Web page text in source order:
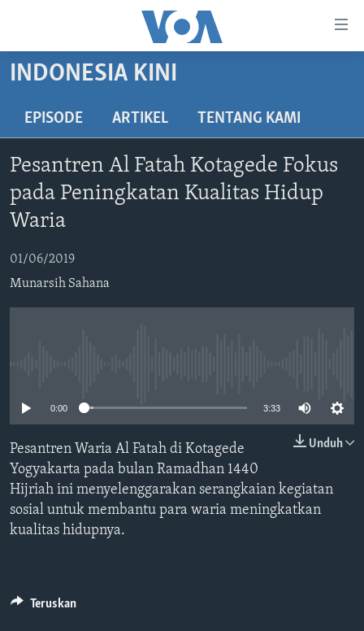
Akses
Utama
Lanjut
ke
Navigasi
Lanjut
ke
DUNIA
POLYGRAPH
DAFTAR PROGRAM
IKUTI KAMI
INDONESIA KINI
EPISODE ARTIKEL TENTANG KAMI
Pesantren Al Fatah Kotagede Fokus
pada Peningkatan Kualitas Hidup
Waria
01/06/2019
Munarsih Sahana
0:00 3:33
Unduh
Pesantren Waria Al Fatah di Kotagede
Yogyakarta pada bulan Ramadhan 1440
Hijriah ini menyelenggarakan serangkaian kegiatan
sosial untuk membantu para waria meningkatkan
kualitas hidupnya.
Teruskan